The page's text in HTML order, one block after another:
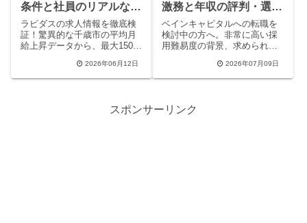
条件と社員のリアルな口
コミを徹底解説
ラピダスの求人情報を徹底検
証！驚異的な千歳市の平均月
給上昇データから、最大1500
語力・専門スキル、さらに社
員の生々しいクチコミ（課題
りやすく解説。最先端半導体
2026年06月12日
激務と年収の評判・選考
対策を徹底解説
ベインキャピタルへの転職を
検討中の方へ。非常に高い採
用難易度の背景、求められる
る」独自カルチャー、選考プ
ロセス（ケース面接対策含
態まで徹底解説。転職を成功
2026年07月09日
スポンサーリンク